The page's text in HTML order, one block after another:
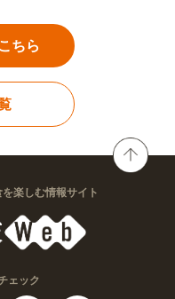
ちら
楽しむ情報サイト
ェック